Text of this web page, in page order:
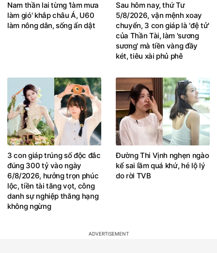
Nam thần lai từng 'làm mưa
làm gió' khắp châu Á, U60
làm nông dân, sống ẩn dật
Sau hôm nay, thứ Tư
5/8/2026, vận mệnh xoay
chuyển, 3 con giáp là 'đệ tử'
của Thần Tài, làm 'sương
sương' mà tiền vàng đầy
két, tiêu xài phủ phê
3 con giáp trúng số độc đắc
đúng 300 tỷ vào ngày
6/8/2026, hưởng trọn phúc
lộc, tiền tài tăng vọt, công
danh sự nghiệp thăng hạng
không ngừng
Đường Thi Vịnh nghẹn ngào
kể sai lầm quá khứ, hé lộ lý
do rời TVB